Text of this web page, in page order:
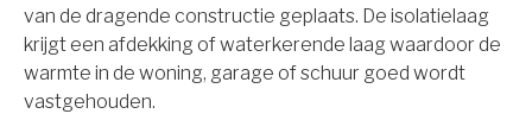
van de dragende constructie geplaats. De isolatielaag
krijgt een afdekking of waterkerende laag waardoor de
warmte in de woning, garage of schuur goed wordt
vastgehouden.